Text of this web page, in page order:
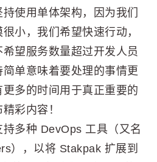
使用单体架构，因为我们
小，我们希望快速行动，
希望服务数量超过开发人员
简单意味着要处理的事情更
更多的时间用于真正重要的
彩内容！
持多种 DevOps 工具（又名
），以将 Stakpak 扩展到